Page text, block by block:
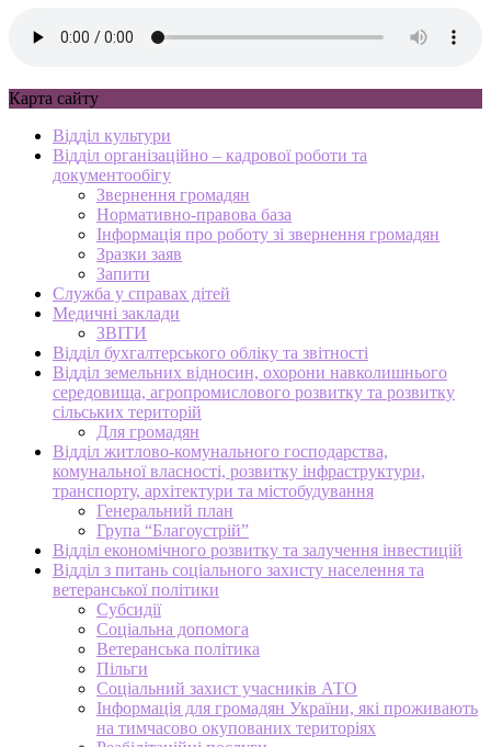
Карта сайту
Відділ культури
Відділ організаційно – кадрової роботи та
документообігу
Звернення громадян
Нормативно-правова база
Інформація про роботу зі звернення громадян
Зразки заяв
Запити
Служба у справах дітей
Медичні заклади
ЗВІТИ
Відділ бухгалтерського обліку та звітності
Відділ земельних відносин, охорони навколишнього
середовища, агропромислового розвитку та розвитку
сільських територій
Для громадян
Відділ житлово-комунального господарства,
комунальної власності, розвитку інфраструктури,
транспорту, архітектури та містобудування
Генеральний план
Група “Благоустрій”
Відділ економічного розвитку та залучення інвестицій
Відділ з питань соціального захисту населення та
ветеранської політики
Субсидії
Соціальна допомога
Ветеранська політика
Пільги
Соціальний захист учасників АТО
Інформація для громадян України, які проживають
на тимчасово окупованих територіях